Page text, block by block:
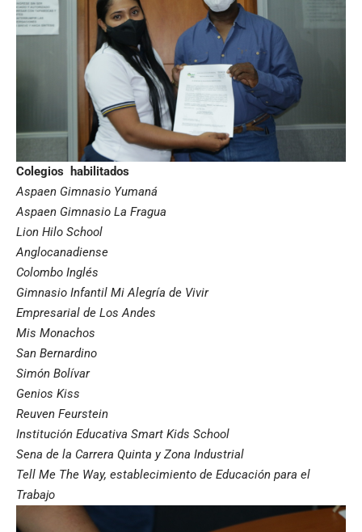
Colegios habilitados
Aspaen Gimnasio Yumaná
Aspaen Gimnasio La Fragua
Lion Hilo School
Anglocanadiense
Colombo Inglés
Gimnasio Infantil Mi Alegría de Vivir
Empresarial de Los Andes
Mis Monachos
San Bernardino
Simón Bolívar
Genios Kiss
Reuven Feurstein
Institución Educativa Smart Kids School
Sena de la Carrera Quinta y Zona Industrial
Tell Me The Way, establecimiento de Educación para el
Trabajo